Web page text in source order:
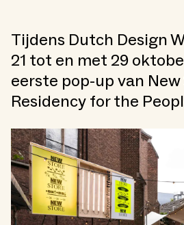
Tijdens Dutch Design
21 tot en met 29
eerste pop-up van
Residency for the